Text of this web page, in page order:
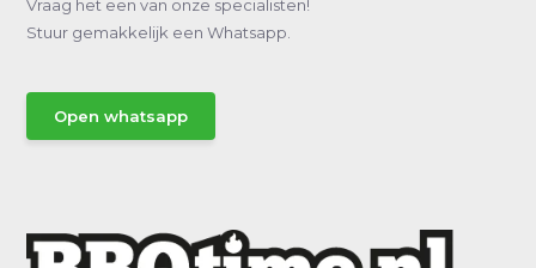
Vraag het een van onze specialisten!
Stuur gemakkelijk een Whatsapp.
Open whatsapp